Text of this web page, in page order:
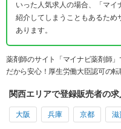
いった人気求人の場合、「マ
紹介してしまうこともあるため
あります。
薬剤師のサイト「マイナビ薬剤師
だから安心！厚生労働大臣認可の転
関西エリアで登録販売者の
大阪 兵庫 京都 滋